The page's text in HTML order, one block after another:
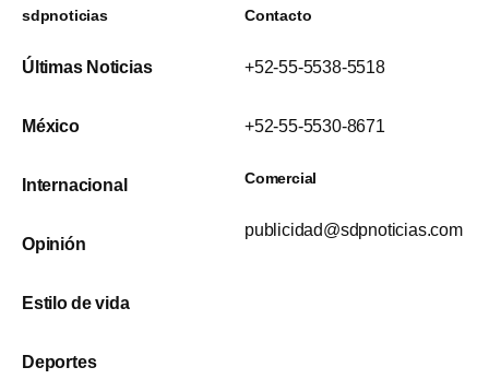
sdpnoticias
Últimas Noticias
México
Internacional
Opinión
Estilo de vida
Deportes
Contacto
+52-55-5538-5518
+52-55-5530-8671
Comercial
publicidad@sdpnoticias.com